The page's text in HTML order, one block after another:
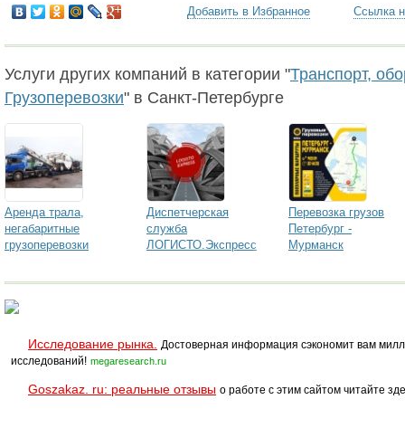
Добавить в Избранное Ссылка
Услуги других компаний в категории "Транспорт,
Грузоперевозки" в Санкт-Петербурге
Аренда трала,
негабаритные
грузоперевозки
Диспетчерская
служба
ЛОГИСТО.Экспресс
Перевозка грузов
Петербург -
Мурманск
Исследование рынка.
Достоверная информация сэкономит вам
исследований! megaresearch.ru
Goszakaz. ru: реальные отзывы о работе с этим сайтом читайте